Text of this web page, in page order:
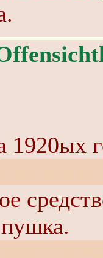
1920ых